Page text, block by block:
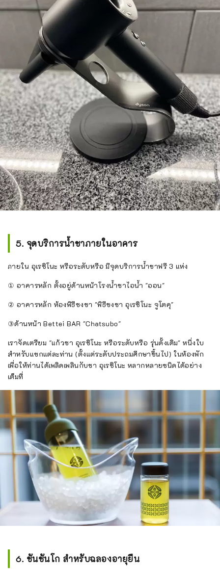
5. จุดบริการน้ำชาภายในอาคาร
ภายใน อุเรชิโนะ หรือระดับหรือ มีจุดบริการน้ำชาฟรี 3 แห่ง
① อาคารหลัก ตั้งอยู่ด้านหน้าโรงน้ำชาไอน้ำ "ออน"
② อาคารหลัก ห้องพิธีชงชา "พิธีชงชา อุเรชิโนะ จูโตคุ"
③ด้านหน้า Bettei BAR "Chatsubo"
เราจัดเตรียม "แก้วชา อุเรชิโนะ หรือระดับหรือ รุ่นดั้งเดิม" หนึ่งใบ
สำหรับแขกแต่ละท่าน (ตั้งแต่ระดับประถมศึกษาขึ้นไป) ในห้องพัก
เพื่อให้ท่านได้เพลิดเพลินกับชา อุเรชิโนะ หลากหลายชนิดได้อย่าง
เต็มที่
6. ชันชันโก สำหรับฉลองอายุยืน